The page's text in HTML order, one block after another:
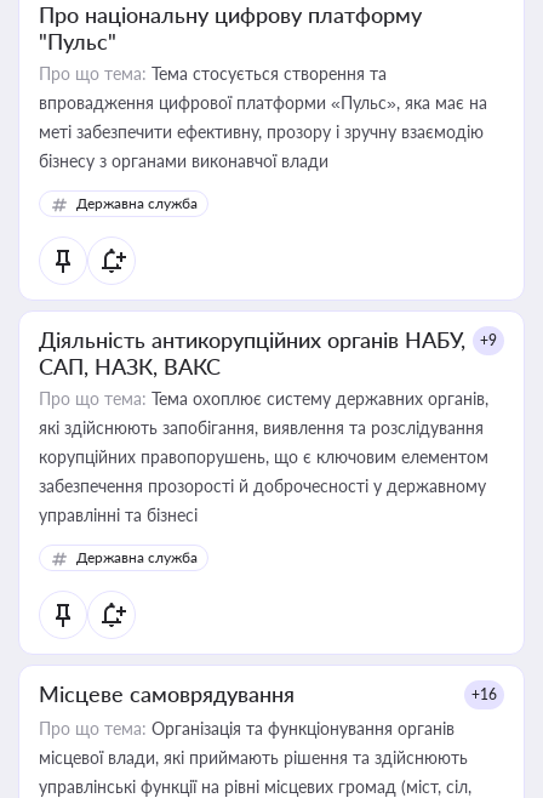
Про національну цифрову платформу
"Пульс"
Про що тема: Тема стосується створення та
впровадження цифрової платформи «Пульс», яка має на
меті забезпечити ефективну, прозору і зручну взаємодію
бізнесу з органами виконавчої влади
Державна служба
Діяльність антикорупційних органів НАБУ,
САП, НАЗК, ВАКС
+9
Про що тема: Тема охоплює систему державних органів,
які здійснюють запобігання, виявлення та розслідування
корупційних правопорушень, що є ключовим елементом
забезпечення прозорості й доброчесності у державному
управлінні та бізнесі
Державна служба
Місцеве самоврядування +16
Про що тема: Організація та функціонування органів
місцевої влади, які приймають рішення та здійснюють
управлінські функції на рівні місцевих громад (міст, сіл,